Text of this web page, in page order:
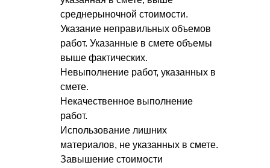
среднерыночной стоимости.
Указание неправильных объемов
работ. Указанные в смете объемы
выше фактических.
Невыполнение работ, указанных в
смете.
Некачественное выполнение
работ.
Использование лишних
материалов, не указанных в смете.
Завышение стоимости